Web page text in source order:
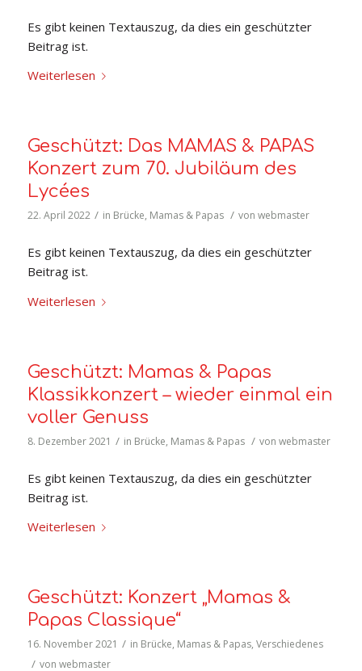
Es gibt keinen Textauszug, da dies ein geschützter
Beitrag ist.
Weiterlesen
Geschützt: Das MAMAS & PAPAS
Konzert zum 70. Jubiläum des
Lycées
22. April 2022 / in Brücke, Mamas & Papas / von webmaster
Es gibt keinen Textauszug, da dies ein geschützter
Beitrag ist.
Weiterlesen
Geschützt: Mamas & Papas
Klassikkonzert – wieder einmal ein
voller Genuss
8. Dezember 2021 / in Brücke, Mamas & Papas / von webmaster
Es gibt keinen Textauszug, da dies ein geschützter
Beitrag ist.
Weiterlesen
Geschützt: Konzert „Mamas &
Papas Classique“
16. November 2021 / in Brücke, Mamas & Papas, Verschiedenes
/ von webmaster